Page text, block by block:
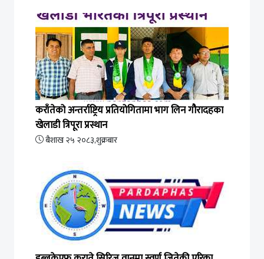
कराँतेको अन्तर्राष्ट्रिय प्रतियोगितामा भाग लिन गौरादहका
खेलाडी त्रिपूरा प्रस्थान
बैशाख २५ २०८३,शुक्रबार